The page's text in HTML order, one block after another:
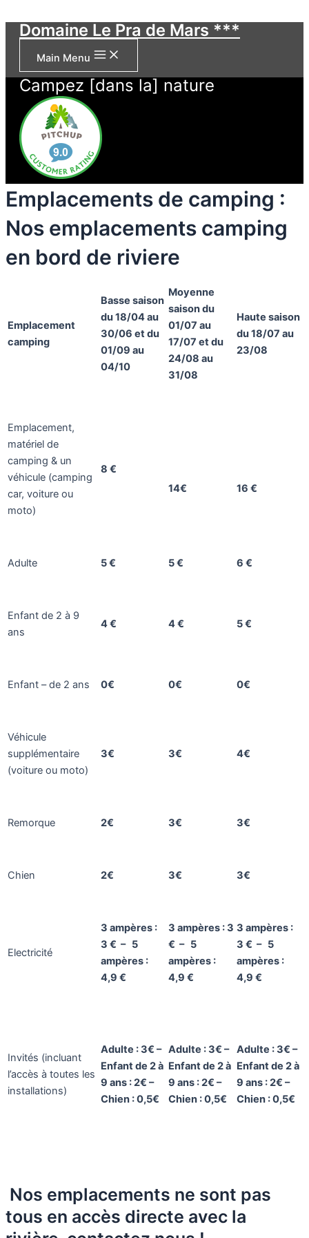
Domaine Le Pra de Mars ***
Main Menu
Campez [dans la] nature
Emplacements de camping :
Nos emplacements camping
en bord de riviere
Emplacement
camping
Basse saison
du 18/04 au
30/06 et du
01/09 au
04/10
Moyenne
saison du
01/07 au
17/07 et du
24/08 au
31/08
Haute saison
du 18/07 au
23/08
Emplacement,
matériel de
camping & un
véhicule (camping
car, voiture ou
moto)
8 €
14€
16 €
Adulte 5 € 5 € 6 €
Enfant de 2 à 9
ans
4 € 4 € 5 €
Enfant – de 2 ans 0€ 0€ 0€
Véhicule
supplémentaire
(voiture ou moto)
3€ 3€ 4€
Remorque 2€ 3€ 3€
Chien 2€ 3€ 3€
Electricité
3 ampères :
3 € – 5
ampères :
4,9 €
3 ampères : 3
€ – 5
ampères :
4,9 €
3 ampères :
3 € – 5
ampères :
4,9 €
Invités (incluant
l’accès à toutes les
installations)
Adulte : 3€ –
Enfant de 2 à
9 ans : 2€ –
Chien : 0,5€
Adulte : 3€ –
Enfant de 2 à
9 ans : 2€ –
Chien : 0,5€
Adulte : 3€ –
Enfant de 2 à
9 ans : 2€ –
Chien : 0,5€
Nos emplacements ne sont pas
tous en accès directe avec la